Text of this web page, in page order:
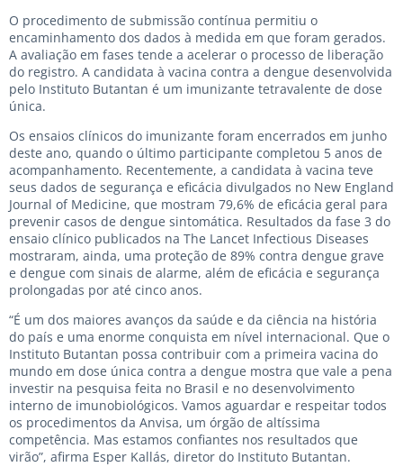
O procedimento de submissão contínua permitiu o
encaminhamento dos dados à medida em que foram gerados.
A avaliação em fases tende a acelerar o processo de liberação
do registro. A candidata à vacina contra a dengue desenvolvida
pelo Instituto Butantan é um imunizante tetravalente de dose
única.
Os ensaios clínicos do imunizante foram encerrados em junho
deste ano, quando o último participante completou 5 anos de
acompanhamento. Recentemente, a candidata à vacina teve
seus dados de segurança e eficácia divulgados no New England
Journal of Medicine, que mostram 79,6% de eficácia geral para
prevenir casos de dengue sintomática. Resultados da fase 3 do
ensaio clínico publicados na The Lancet Infectious Diseases
mostraram, ainda, uma proteção de 89% contra dengue grave
e dengue com sinais de alarme, além de eficácia e segurança
prolongadas por até cinco anos.
“É um dos maiores avanços da saúde e da ciência na história
do país e uma enorme conquista em nível internacional. Que o
Instituto Butantan possa contribuir com a primeira vacina do
mundo em dose única contra a dengue mostra que vale a pena
investir na pesquisa feita no Brasil e no desenvolvimento
interno de imunobiológicos. Vamos aguardar e respeitar todos
os procedimentos da Anvisa, um órgão de altíssima
competência. Mas estamos confiantes nos resultados que
virão”, afirma Esper Kallás, diretor do Instituto Butantan.